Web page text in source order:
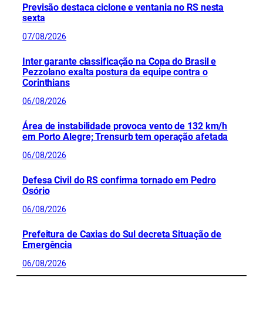
Previsão destaca ciclone e ventania no RS nesta
sexta
07/08/2026
Inter garante classificação na Copa do Brasil e
Pezzolano exalta postura da equipe contra o
Corinthians
06/08/2026
Área de instabilidade provoca vento de 132 km/h
em Porto Alegre; Trensurb tem operação afetada
06/08/2026
Defesa Civil do RS confirma tornado em Pedro
Osório
06/08/2026
Prefeitura de Caxias do Sul decreta Situação de
Emergência
06/08/2026